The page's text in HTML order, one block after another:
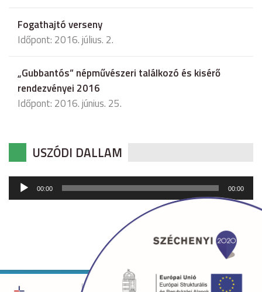
Fogathajtó verseny
Időpont: 2016. július. 2.
„Gubbantós” népművészeri találkozó és kisérő
rendezvényei 2016
Időpont: 2016. június. 25.
USZÓDI DALLAM
Audió
lejátszó
00:00 00:00